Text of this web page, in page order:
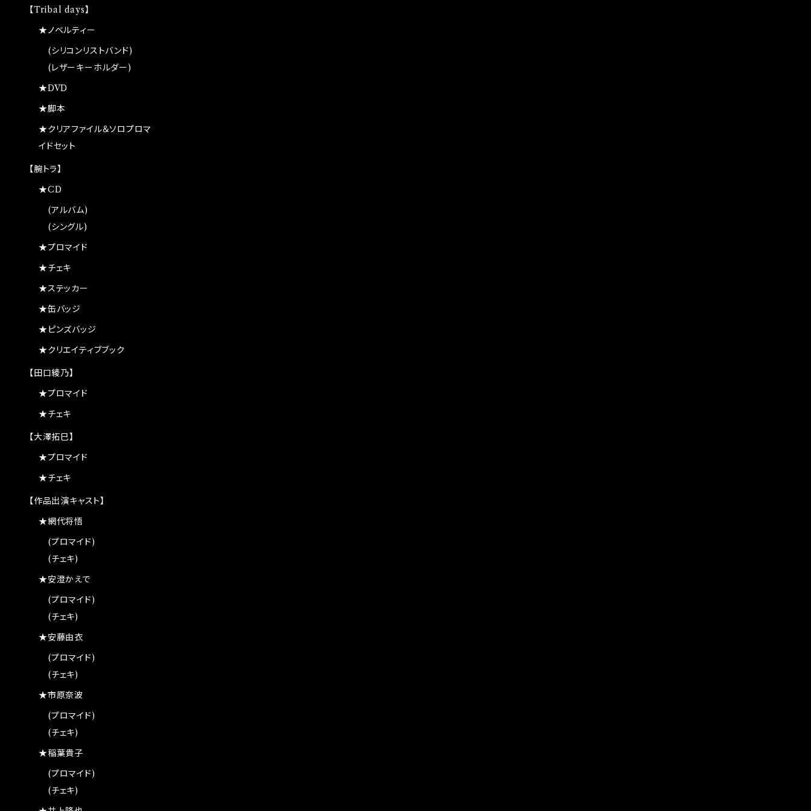
【Tribal days】
★ノベルティー
(シリコンリストバンド)
(レザーキーホルダー)
★DVD
★脚本
★クリアファイル＆ソロプロマ
イドセット
【腕トラ】
★CD
(アルバム)
(シングル)
★プロマイド
★チェキ
★ステッカー
★缶バッジ
★ピンズバッジ
★クリエイティブブック
【田口綾乃】
★プロマイド
★チェキ
【大澤拓巳】
★プロマイド
★チェキ
【作品出演キャスト】
★網代将悟
(プロマイド)
(チェキ)
★安澄かえで
(プロマイド)
(チェキ)
★安藤由衣
(プロマイド)
(チェキ)
★市原奈波
(プロマイド)
(チェキ)
★稲葉貴子
(プロマイド)
(チェキ)